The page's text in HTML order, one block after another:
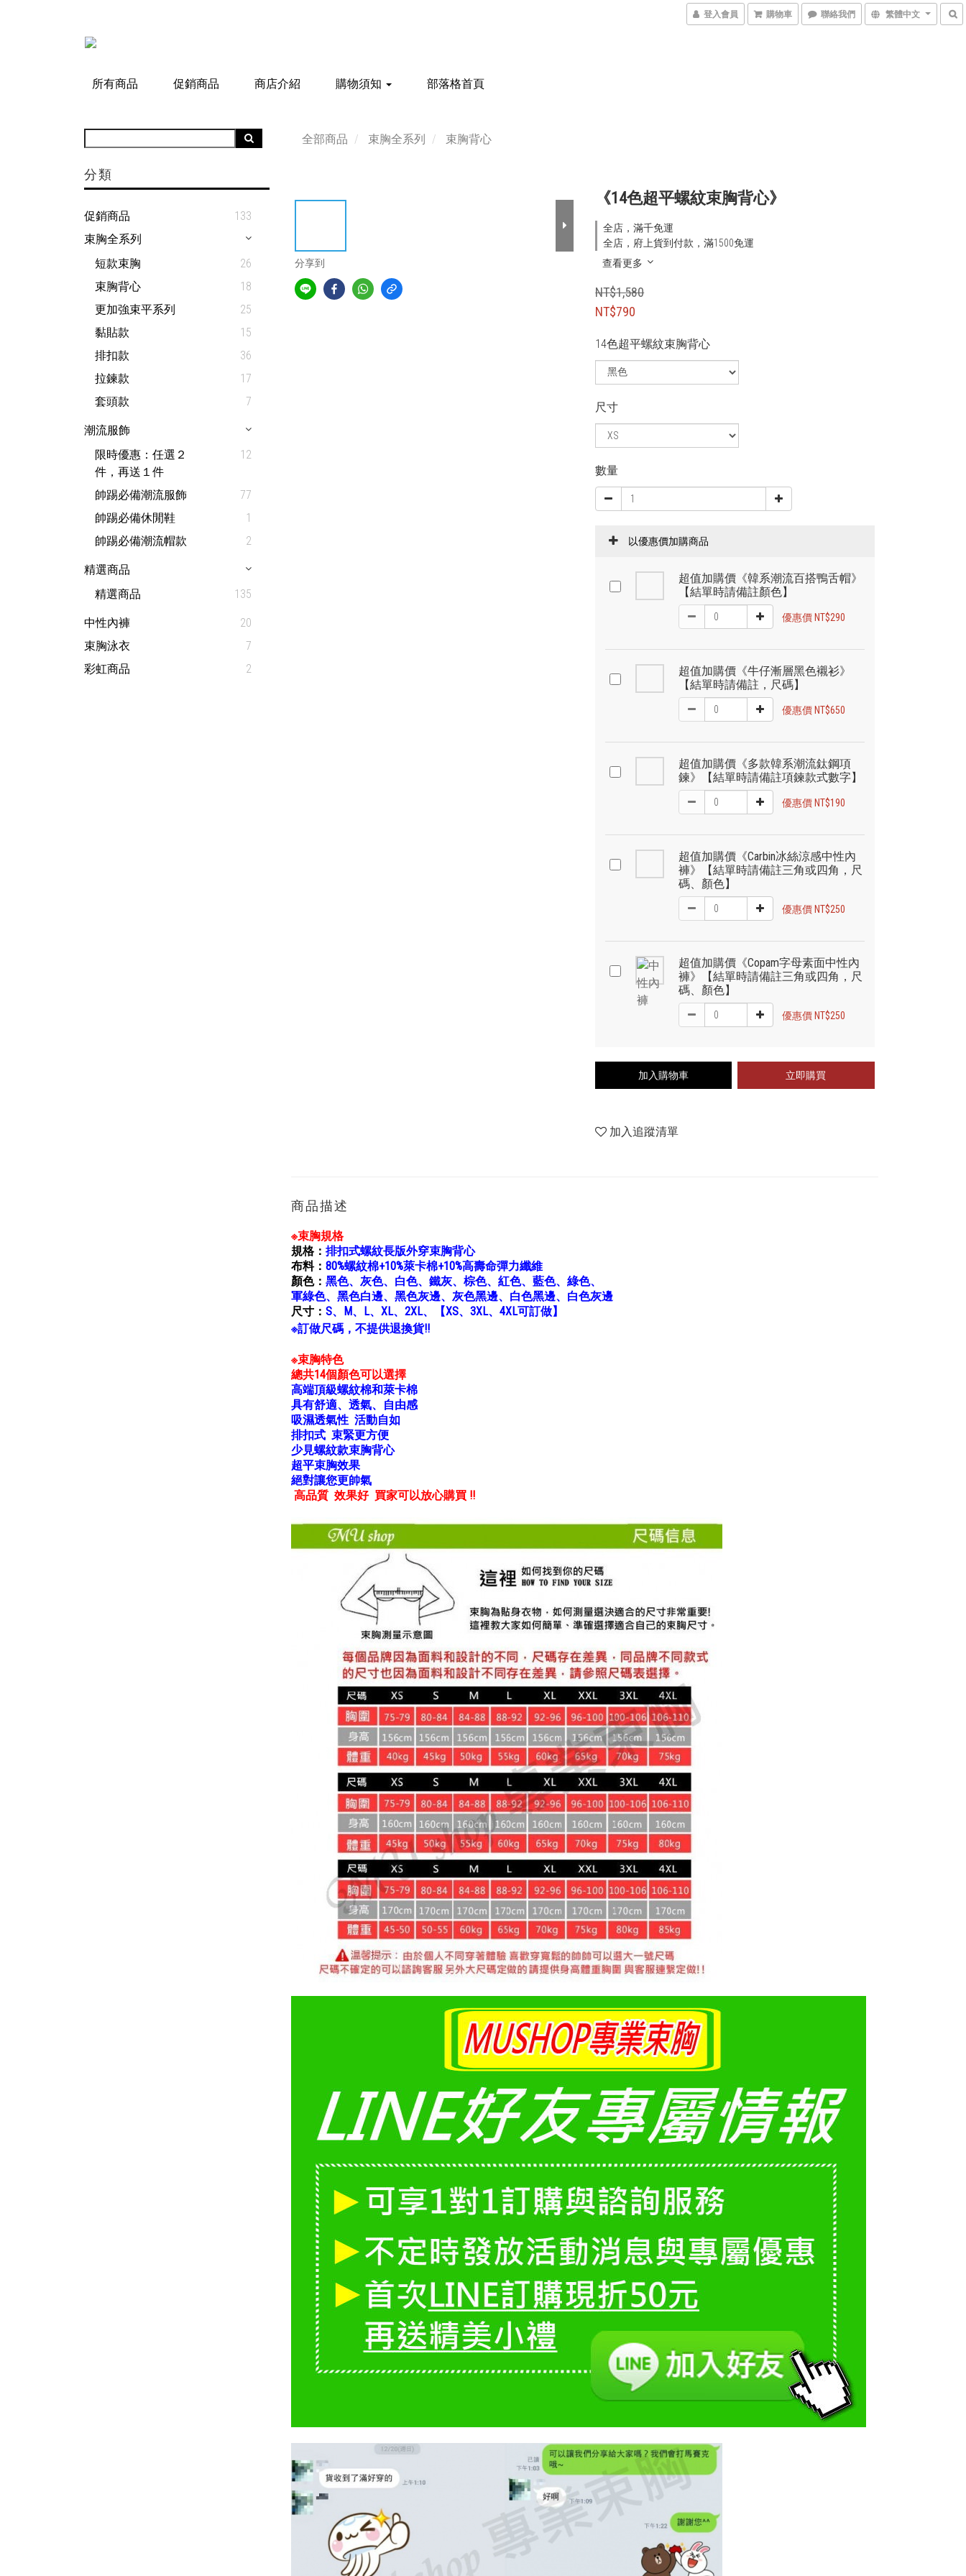
登入會員 購物車 聯絡我們 繁體中文
所有商品 促銷商品 商店介紹 購物須知 部落格首頁
分類
促銷商品
133
束胸全系列
短款束胸
26
束胸背心
18
更加強束平系列
25
黏貼款
15
排扣款
36
拉鍊款
17
套頭款
7
潮流服飾
限時優惠：任選２
件，再送１件
12
帥踢必備潮流服飾
77
帥踢必備休閒鞋
1
帥踢必備潮流帽款
2
精選商品
精選商品
135
中性內褲
20
束胸泳衣
7
彩虹商品
2
全部商品 束胸全系列 束胸背心
分享到
《14色超平螺紋束胸背心》
全店，滿千免運
全店，府上貨到付款，滿1500免運
查看更多
NT$1,580
NT$790
14色超平螺紋束胸背心
尺寸
數量
以優惠價加購商品
超值加購價《韓系潮流百搭鴨舌帽》
【結單時請備註顏色】
優惠價 NT$290
超值加購價《牛仔漸層黑色襯衫》
【結單時請備註，尺碼】
優惠價 NT$650
超值加購價《多款韓系潮流鈦鋼項
鍊》【結單時請備註項鍊款式數字】
優惠價 NT$190
超值加購價《Carbin冰絲涼感中性內
褲》【結單時請備註三角或四角，尺
碼、顏色】
優惠價 NT$250
超值加購價《Copam字母素面中性內
褲》【結單時請備註三角或四角，尺
碼、顏色】
優惠價 NT$250
加入購物車 立即購買
加入追蹤清單
商品描述
※束胸規格
規格： 排扣式螺紋長版外穿束胸背心
布料： 80%螺紋棉+10%萊卡棉+10%高壽命彈力纖維
顏色： 黑色、灰色、白色、鐵灰、棕色、紅色、藍色、 綠色、
軍綠色、黑色白邊、黑色灰邊、灰色黑邊、白色黑邊、白色灰邊
尺寸： S、M、L、XL、2XL、【XS、 3XL、4XL可訂做】
※訂做尺碼，不提供退換貨!!
※束胸特色
總共14個顏色可以選擇
高端頂級螺紋棉和萊卡棉
具有舒適、透氣、自由感
吸濕透氣性活動自如
排扣式 束緊更方便
少見螺紋款束胸背心
超平束胸效果
絕對讓您更帥氣
高品質 效果好 買家可以放心購買 !!